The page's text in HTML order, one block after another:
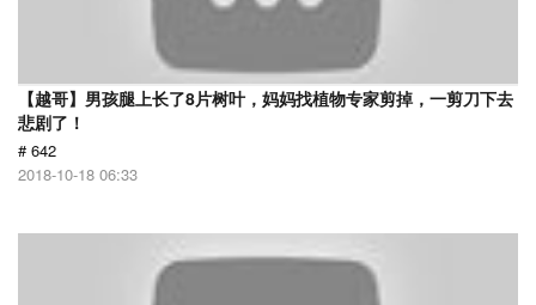
【越哥】男孩腿上长了8片树叶，妈妈找植物专家剪掉，一剪刀下去
悲剧了！
# 642
2018-10-18 06:33